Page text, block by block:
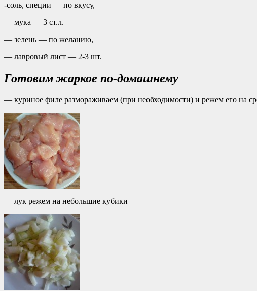
-соль, специи — по вкусу,
— мука — 3 ст.л.
— зелень — по желанию,
— лавровый лист — 2-3 шт.
Готовим жаркое по-домашнему
— куриное филе размораживаем (при необходимости) и режем его на
— лук режем на небольшие кубики